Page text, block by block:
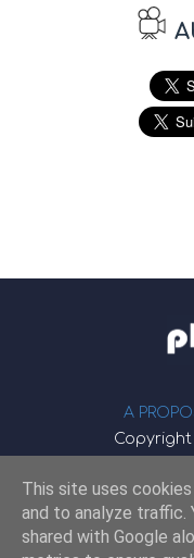
A
Copyright
This site uses
and to analyze traffic.
shared with Google